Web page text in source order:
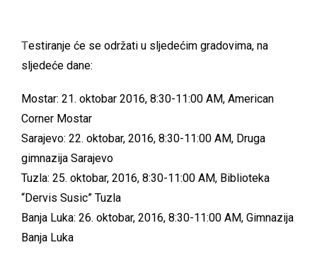
Testiranje će se održati u sljedećim gradovima, na
sljedeće dane:
Mostar: 21. oktobar 2016, 8:30-11:00 AM, American
Corner Mostar
Sarajevo: 22. oktobar, 2016, 8:30-11:00 AM, Druga
gimnazija Sarajevo
Tuzla: 25. oktobar, 2016, 8:30-11:00 AM, Biblioteka
“Dervis Susic” Tuzla
Banja Luka: 26. oktobar, 2016, 8:30-11:00 AM, Gimnazija
Banja Luka